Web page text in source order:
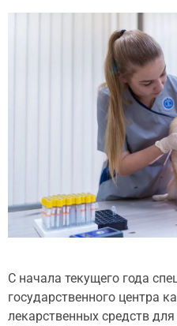
С начала текущего года
государственного центра
лекарственных средств